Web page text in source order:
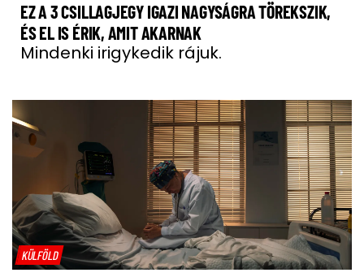
EZ A 3 CSILLAGJEGY IGAZI NAGYSÁGRA TÖREKSZIK,
ÉS EL IS ÉRIK, AMIT AKARNAK
Mindenki irigykedik rájuk.
KÜLFÖLD